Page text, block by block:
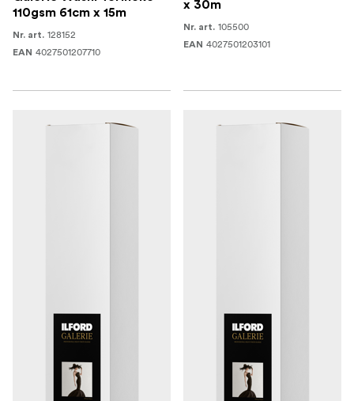
110gsm 61cm x 15m
Nr. art. 128152
EAN 4027501207710
x 30m
Nr. art. 105500
EAN 4027501203101